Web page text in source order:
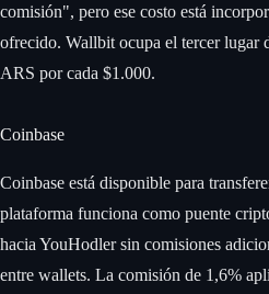
comisión", pero ese costo está
ofrecido. Wallbit ocupa el tercer lugar
ARS por cada $1.000.
Coinbase
Coinbase está disponible para
plataforma funciona como puente
hacia YouHodler sin comisiones
entre wallets. La comisión de 1,6%